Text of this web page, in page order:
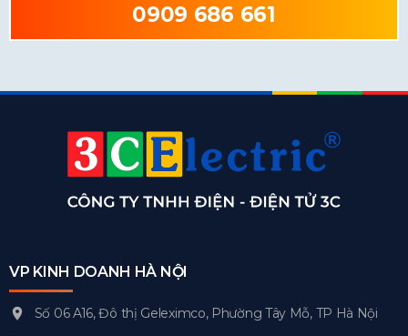
0909 686 661
VP KINH DOANH HÀ NỘI
Số 06 A16, Đô thị Geleximco, Phường Tây Mỗ, TP Hà Nội